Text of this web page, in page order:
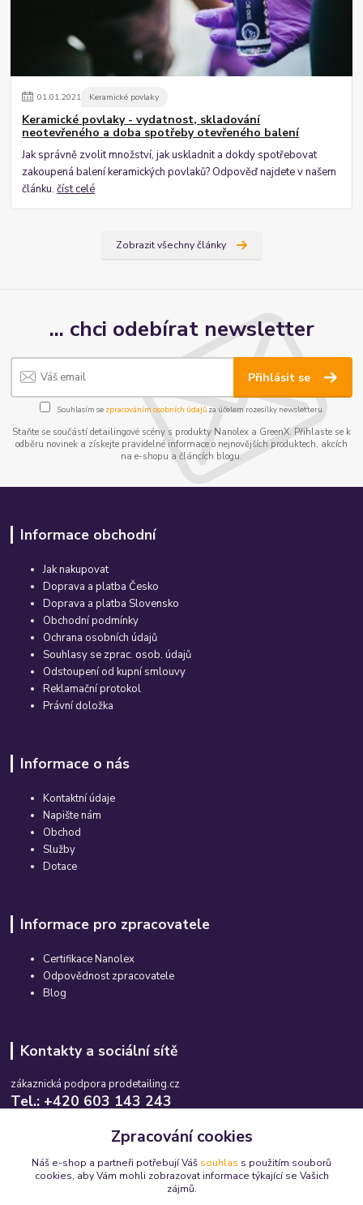
01.01.2021 Keramické povlaky
Keramické povlaky - vydatnost, skladování
neotevřeného a doba spotřeby otevřeného balení
Jak správně zvolit množství, jak uskladnit a dokdy spotřebovat
zakoupená balení keramických povlaků? Odpověď najdete v našem
článku.číst celé
Zobrazit všechny články
... chci odebírat newsletter
Přihlásit se
Souhlasím se zpracováním osobních údajůza účelem rozesílky newsletteru.
Staňte se součástí detailingové scény s produkty Nanolex a GreenX. Přihlaste se k
odběru novinek a získejte pravidelné informace o nejnovějších produktech, akcích
na e-shopu a článcích blogu.
Informace obchodní
Jak nakupovat
Doprava a platba Česko
Doprava a platba Slovensko
Obchodní podmínky
Ochrana osobních údajů
Souhlasy se zprac. osob. údajů
Odstoupení od kupní smlouvy
Reklamační protokol
Právní doložka
Informace o nás
Kontaktní údaje
Napište nám
Obchod
Služby
Dotace
Informace pro zpracovatele
Certifikace Nanolex
Odpovědnost zpracovatele
Blog
Kontakty a sociální sítě
zákaznická podpora prodetailing.cz
Tel.: +420 603 143 243
info@prodetailing.cz
Zpracování cookies
Náš e-shop a partneři potřebují Váš souhlas s použitím souborů
cookies, aby Vám mohli zobrazovat informace týkající se Vašich
zájmů.